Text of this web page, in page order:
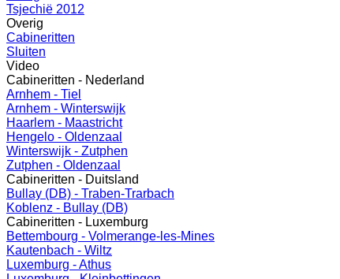
Tsjechië 2012
Overig
Cabineritten
Sluiten
Video
Cabineritten - Nederland
Arnhem - Tiel
Arnhem - Winterswijk
Haarlem - Maastricht
Hengelo - Oldenzaal
Winterswijk - Zutphen
Zutphen - Oldenzaal
Cabineritten - Duitsland
Bullay (DB) - Traben-Trarbach
Koblenz - Bullay (DB)
Cabineritten - Luxemburg
Bettembourg - Volmerange-les-Mines
Kautenbach - Wiltz
Luxemburg - Athus